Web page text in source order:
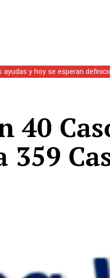
y hoy se esperan
40